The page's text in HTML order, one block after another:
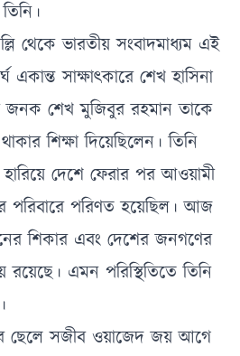
থেকে ভারতীয় সংবাদমাধ্যম এই
সাক্ষাৎকারে শেখ হাসিনা
জনক শেখ মুজিবুর রহমান তাকে
শিক্ষা দিয়েছিলেন। তিনি
দেশে ফেরার পর আওয়ামী
পরিবারে পরিণত হয়েছিল। আজ
শিকার এবং দেশের জনগণের
রয়েছে। এমন পরিস্থিতিতে তিনি
ছেলে সজীব ওয়াজেদ জয় আগে